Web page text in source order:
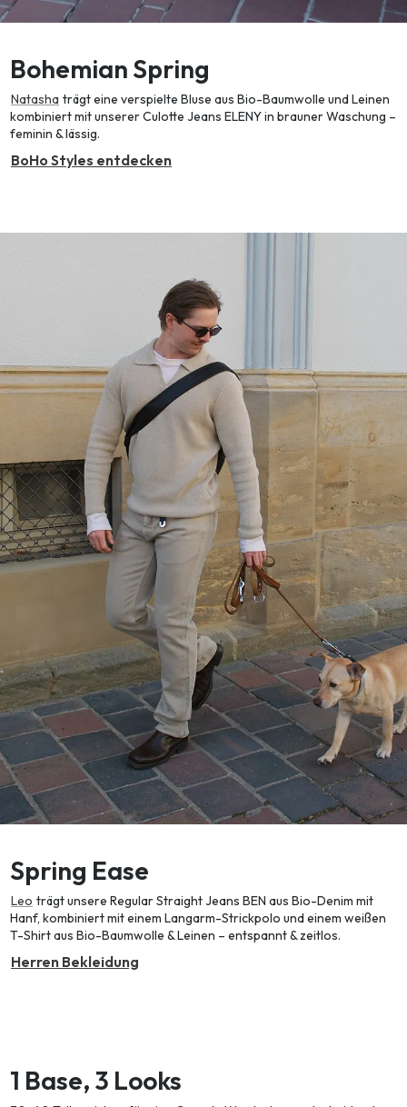
Bohemian Spring
Natasha trägt eine verspielte Bluse aus Bio-Baumwolle und Leinen
kombiniert mit unserer Culotte Jeans ELENY in brauner Waschung –
feminin & lässig.
BoHo Styles entdecken
Spring Ease
Leo trägt unsere Regular Straight Jeans BEN aus Bio-Denim mit
Hanf, kombiniert mit einem Langarm-Strickpolo und einem weißen
T-Shirt aus Bio-Baumwolle & Leinen – entspannt & zeitlos.
Herren Bekleidung
1 Base, 3 Looks